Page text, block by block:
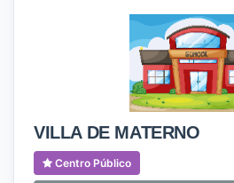
VILLA DE MATERNO
Centro Público